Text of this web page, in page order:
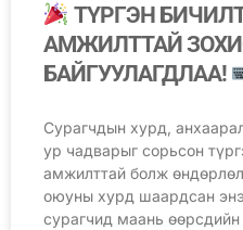
ТҮРГЭН
АМЖИЛТТАЙ
БАЙГУУЛАГДЛАА!
Сурагчдын хурд,
ур чадварыг сорьсон
амжилттай болж
оюуны хурд шаардсан
сурагчид маань